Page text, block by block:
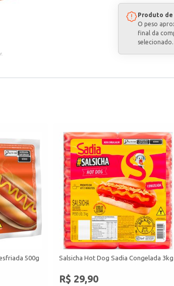
Produto
O peso
final da
selecionado.
500g Salsicha Hot Dog Sadia Congelada 3kg
R$ 29,90